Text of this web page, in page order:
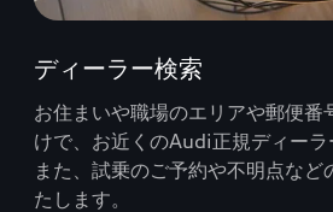
ディーラー検索
お住まいや職場のエリアや郵便番
けで、お近くのAudi正規ディーラ
また、試乗のご予約や不明点など
たします。